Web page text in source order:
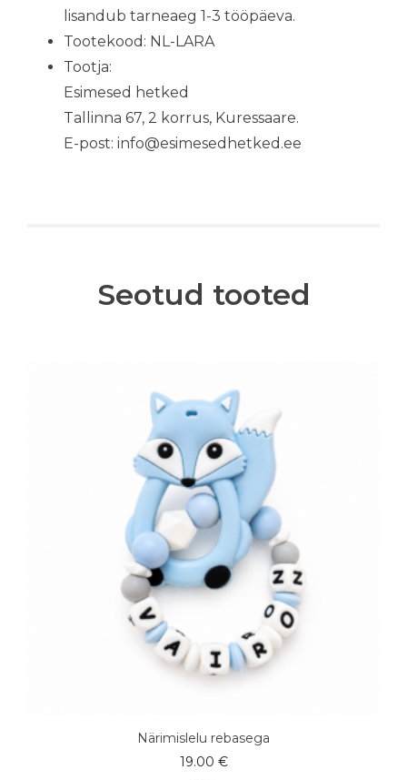
lisandub tarneaeg 1-3 tööpäeva.
Tootekood: NL-LARA
Tootja:
Esimesed hetked
Tallinna 67, 2 korrus, Kuressaare.
E-post: info@esimesedhetked.ee
Seotud tooted
Närimislelu rebasega
19.00 €